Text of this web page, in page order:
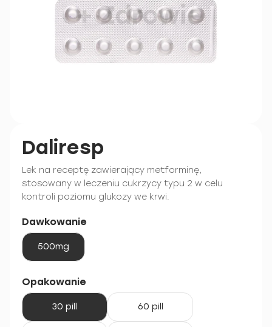
Daliresp
Lek na receptę zawierający metforminę,
stosowany w leczeniu cukrzycy typu 2 w celu
kontroli poziomu glukozy we krwi.
Dawkowanie
500mg
Opakowanie
30 pill 60 pill